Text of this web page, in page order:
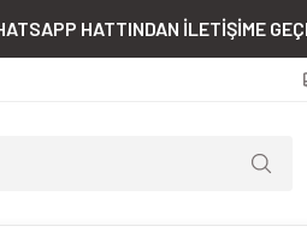
HATTINDAN İLETİŞİME